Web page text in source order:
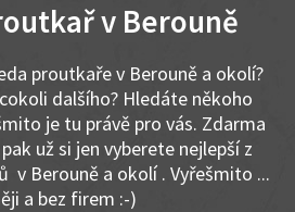
v Berouně
proutkaře v Berouně a okolí?
dalšího? Hledáte někoho
je tu právě pro vás. Zdarma
už si jen vyberete nejlepší z
v Berouně a okolí . Vyřešmito ...
a bez firem :-)